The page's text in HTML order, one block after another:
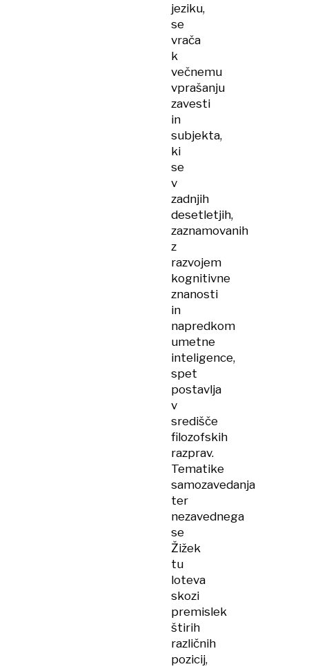
jeziku,
se
vrača
k
večnemu
vprašanju
zavesti
in
subjekta,
ki
se
v
zadnjih
desetletjih,
zaznamovanih
z
razvojem
kognitivne
znanosti
in
napredkom
umetne
inteligence,
spet
postavlja
v
središče
filozofskih
razprav.
Tematike
samozavedanja
ter
nezavednega
se
Žižek
tu
loteva
skozi
premislek
štirih
različnih
pozicij,